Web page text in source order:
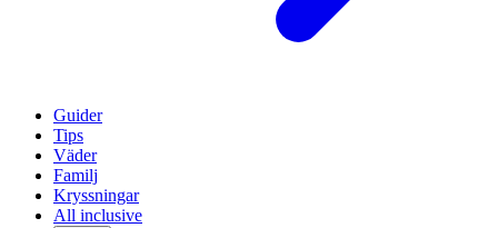
Guider
Tips
Väder
Familj
Kryssningar
All inclusive